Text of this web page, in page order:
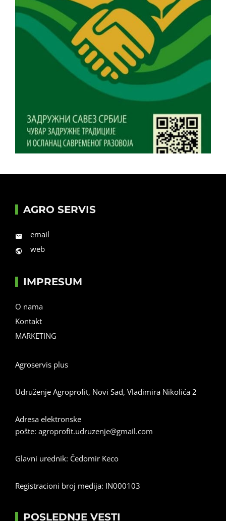
AGRO SERVIS
email
web
IMPRESUM
O nama
Kontakt
MARKETING
Agroservis plus
Udruženje Agroprofit, Novi Sad, Vladimira Nikolića 2
Adresa elektronske
pošte: agroprofit.udruzenje@gmail.com
Glavni urednik: Čedomir Keco
Registracioni broj medija: IN000103
POSLEDNJE VESTI